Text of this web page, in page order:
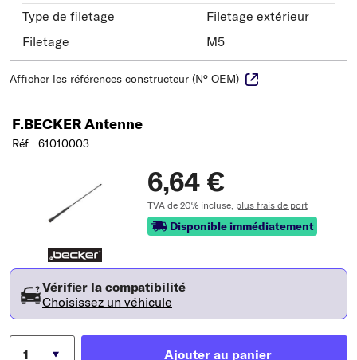
Type de filetage
Filetage extérieur
Filetage
M5
Afficher les références constructeur (N° OEM)
F.BECKER Antenne
Réf : 61010003
6,64 €
TVA de 20% incluse, plus frais de port
Disponible immédiatement
Vérifier la compatibilité
Choisissez un véhicule
Ajouter au panier